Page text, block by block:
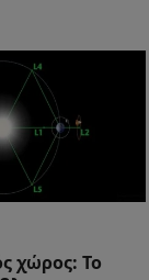
χώρος: Το